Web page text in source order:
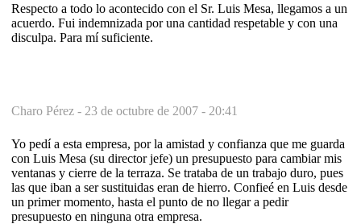
Respecto a todo lo acontecido con el Sr. Luis Mesa, llegamos a un
acuerdo. Fui indemnizada por una cantidad respetable y con una
disculpa. Para mí suficiente.
Charo Pérez - 23 de octubre de 2007 - 20:41
Yo pedí a esta empresa, por la amistad y confianza que me guarda
con Luis Mesa (su director jefe) un presupuesto para cambiar mis
ventanas y cierre de la terraza. Se trataba de un trabajo duro, pues
las que iban a ser sustituidas eran de hierro. Confieé en Luis desde
un primer momento, hasta el punto de no llegar a pedir
presupuesto en ninguna otra empresa.